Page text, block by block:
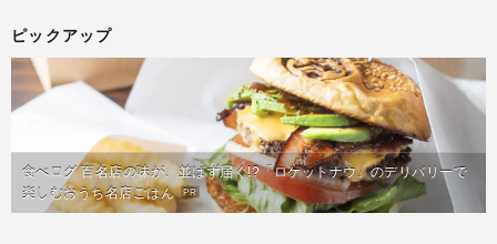
ピックアップ
食べログ 百名店の味が、並ばず届く!?「ロケットナウ」のデリバリーで
楽しむおうち名店ごはん PR